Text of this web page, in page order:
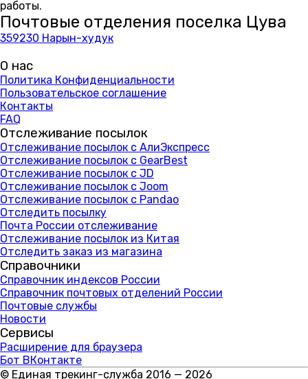
работы.
Почтовые отделения поселка Цува
359230 Нарын-худук
О нас
Политика Конфиденциальности
Пользовательское соглашение
Контакты
FAQ
Отслеживание посылок
Отслеживание посылок с АлиЭкспресс
Отслеживание посылок с GearBest
Отслеживание посылок с JD
Отслеживание посылок с Joom
Отслеживание посылок с Pandao
Отследить посылку
Почта России отслеживание
Отслеживание посылок из Китая
Отследить заказ из магазина
Справочники
Справочник индексов России
Справочник почтовых отделений России
Почтовые службы
Новости
Сервисы
Расширение для браузера
Бот ВКонтакте
© Единая трекинг-служба 2016 — 2026